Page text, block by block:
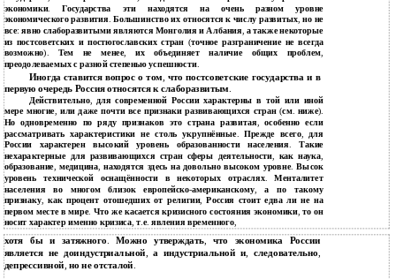
экономики.Государства эти находятся на очень разном уровне
экономического развития. Большинство их относятся к числу развитых,но не
все:явно слаборазвитыми являются Монголия и Албания, а также некоторые
из постсоветских и постюгославских стран (точное разграничение не всегда
возможно). Тем не менее, их объединяет наличие общих проблем,
преодолеваемых с разной степенью успешности.
Иногда ставится вопрос о том, что постсоветские государства и в
первую очередь Россия относятся к слаборазвитым.
Действительно, для современной России характерны в той или иной
мере многие, или даже почти все признаки развивающихся стран(см. ниже).
Но одновременно по ряду признаков это страна развитая,особенно если
рассматривать характеристики не столь укрупнённые.Прежде всего, для
России характерен высокий уровень образованности населения. Такие
нехарактерные для развивающихся стран сферы деятельности, как наука
образование, медицина,находятся здесь на довольно высоком уровне.Высок
уровень технической оснащённости в некоторых отраслях.Менталитет
населения во многом близок европейско-американскому а по такому
признаку,как процент отошедших от религии,Россия стоит едва ли не на
первом месте в мире. Что же касается кризисного состояния экономики, то он
носит характер именно кризиса, т.е. явления временного,
хотя бы и затяжного. Можно утверждать,что экономика России
является не доиндустриальной,а индустриальной и, следовательно,
депрессивной, но не отсталой.